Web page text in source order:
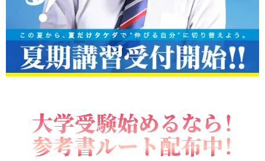
大学受験始めるなら！
参考書ルート配布中！